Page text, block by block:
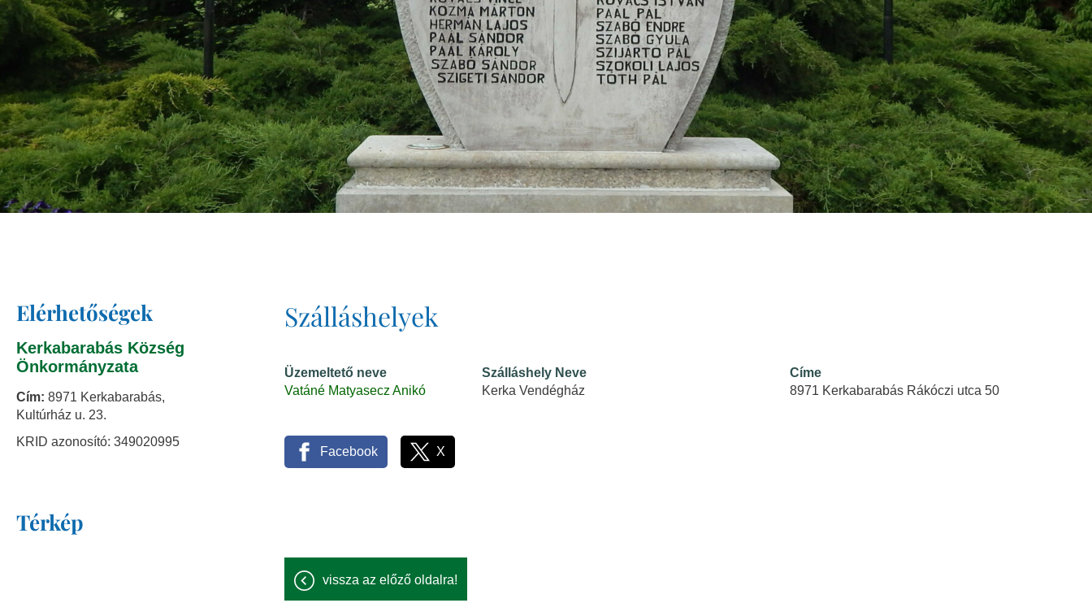
Választások
Egészségügy
Óvoda
Vallás
Civil Szervezetek
Elérhetőségek
Kerkabarabás Község
Önkormányzata
Cím: 8971 Kerkabarabás,
Kultúrház u. 23.
KRID azonosító: 349020995
Térkép
Szálláshelyek
Üzemeltető neve Szálláshely Neve
Címe
Vatáné Matyasecz Anikó
Kerka Vendégház 8971 Kerkabarabás Rákóczi utca 50
Facebook X
vissza az előző oldalra!